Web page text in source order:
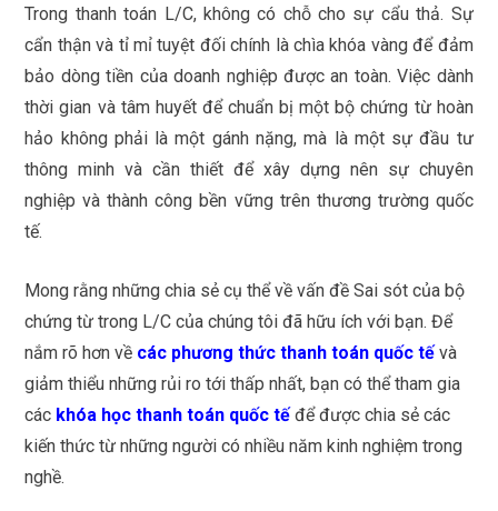
Trong thanh toán L/C, không có chỗ cho sự cẩu thả. Sự
cẩn thận và tỉ mỉ tuyệt đối chính là chìa khóa vàng để đảm
bảo dòng tiền của doanh nghiệp được an toàn. Việc dành
thời gian và tâm huyết để chuẩn bị một bộ chứng từ hoàn
hảo không phải là một gánh nặng, mà là một sự đầu tư
thông minh và cần thiết để xây dựng nên sự chuyên
nghiệp và thành công bền vững trên thương trường quốc
tế.
Mong rằng những chia sẻ cụ thể về vấn đề Sai sót của bộ
chứng từ trong L/C của chúng tôi đã hữu ích với bạn. Để
nắm rõ hơn về các phương thức thanh toán quốc tế và
giảm thiểu những rủi ro tới thấp nhất, bạn có thể tham gia
các khóa học thanh toán quốc tế để được chia sẻ các
kiến thức từ những người có nhiều năm kinh nghiệm trong
nghề.